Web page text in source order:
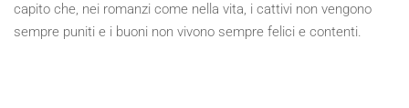
capito che, nei romanzi come nella vita, i cattivi non vengono
sempre puniti e i buoni non vivono sempre felici e contenti.